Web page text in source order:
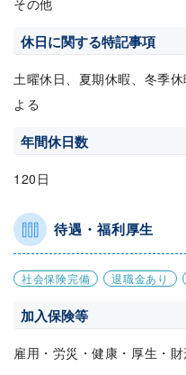
その他
休日に関する特記事項
土曜休日、夏期休暇、冬季
よる
年間休日数
120日
待遇・福利厚生
社会保険完備 退職金あり
加入保険等
雇用・労災・健康・厚生・財